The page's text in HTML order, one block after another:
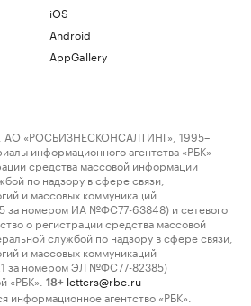
iOS
Android
AppGallery
«РОСБИЗНЕСКОНСАЛТИНГ», 1995–
информационного агентства «РБК»
средства массовой информации
по надзору в сфере связи,
и массовых коммуникаций
за номером ИА №ФС77-63848) и сетевого
о регистрации средства массовой
службой по надзору в сфере связи,
и массовых коммуникаций
за номером ЭЛ №ФС77-82385)
«РБК».
18+ letters@rbc.ru
информационное агентство «РБК».